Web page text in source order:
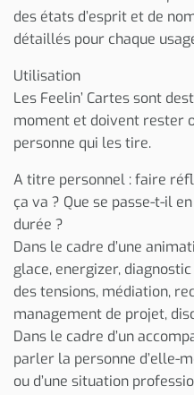
des états d’esprit et de
détaillés pour chaque
Utilisation
Les Feelin’ Cartes sont
moment et doivent rester
personne qui les tire.
A titre personnel : faire
ça va ? Que se passe-t-il
durée ?
Dans le cadre d’une
glace, energizer,
des tensions, médiation,
management de projet,
Dans le cadre d’un
parler la personne d’elle-
ou d’une situation